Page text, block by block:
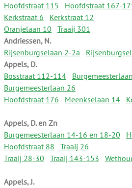
Hoofdstraat 115
Hoofdstraat 167-
Kerkstraat 6
Kerkstraat 12
Oranjelaan 10
Traaij 301
Andriessen, N.
Rijsenburgselaan 2-2a
Appels, D.
Bosstraat 112-114
Burgemeesterlaan 26
Hoofdstraat 176
Meenkselaan 14
Appels, D. en Zn
Burgemeesterlaan 14-16 en 18-20
Hoofdstraat 88
Traaij 26
Traaij 28-30
Traaij 143-153
Appels, J.